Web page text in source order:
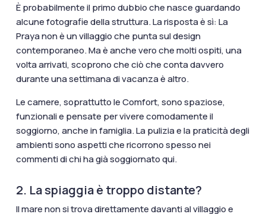
È probabilmente il primo dubbio che nasce guardando
alcune fotografie della struttura. La risposta è sì: La
Praya non è un villaggio che punta sul design
contemporaneo. Ma è anche vero che molti ospiti, una
volta arrivati, scoprono che ciò che conta davvero
durante una settimana di vacanza è altro.
Le camere, soprattutto le Comfort, sono spaziose,
funzionali e pensate per vivere comodamente il
soggiorno, anche in famiglia. La pulizia e la praticità degli
ambienti sono aspetti che ricorrono spesso nei
commenti di chi ha già soggiornato qui.
2. La spiaggia è troppo distante?
Il mare non si trova direttamente davanti al villaggio e